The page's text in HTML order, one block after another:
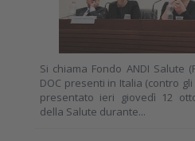
Si chiama Fondo ANDI Salute
DOC presenti in Italia (contro
presentato ieri giovedì 12
della Salute durante...